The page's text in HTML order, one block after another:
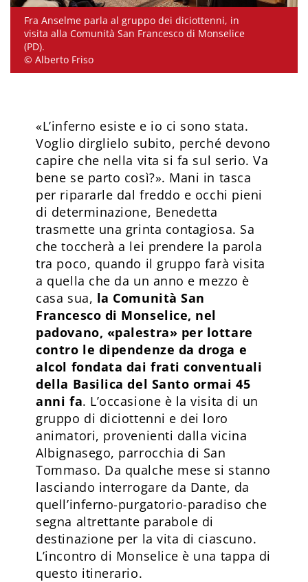
Fra Anselme parla al gruppo dei diciottenni, in
visita alla Comunità San Francesco di Monselice
(PD).
© Alberto Friso
«L’inferno esiste e io ci sono stata.
Voglio dirglielo subito, perché devono
capire che nella vita si fa sul serio. Va
bene se parto così?». Mani in tasca
per ripararle dal freddo e occhi pieni
di determinazione, Benedetta
trasmette una grinta contagiosa. Sa
che toccherà a lei prendere la parola
tra poco, quando il gruppo farà visita
a quella che da un anno e mezzo è
casa sua, la Comunità San
Francesco di Monselice, nel
padovano, «palestra» per lottare
contro le dipendenze da droga e
alcol fondata dai frati conventuali
della Basilica del Santo ormai 45
anni fa. L’occasione è la visita di un
gruppo di diciottenni e dei loro
animatori, provenienti dalla vicina
Albignasego, parrocchia di San
Tommaso. Da qualche mese si stanno
lasciando interrogare da Dante, da
quell’inferno-purgatorio-paradiso che
segna altrettante parabole di
destinazione per la vita di ciascuno.
L’incontro di Monselice è una tappa di
questo itinerario.